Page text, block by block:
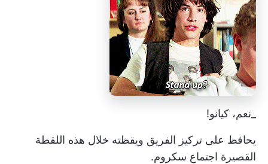
_نعم، كيانو!
يحافظ على تركيز الفريق ويقظته خلال هذه اللقطة
القصيرة اجتماع سكروم.